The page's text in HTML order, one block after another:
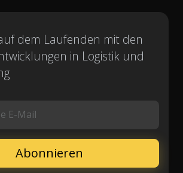
dem Laufenden mit den
in Logistik und
E-Mail